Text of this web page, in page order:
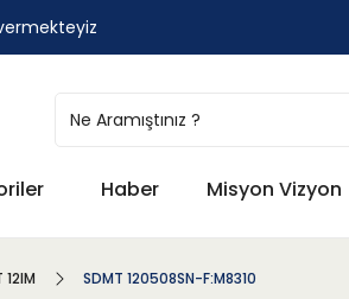
Haber Misyon Vizyon
12IM SDMT 120508SN-F:M8310